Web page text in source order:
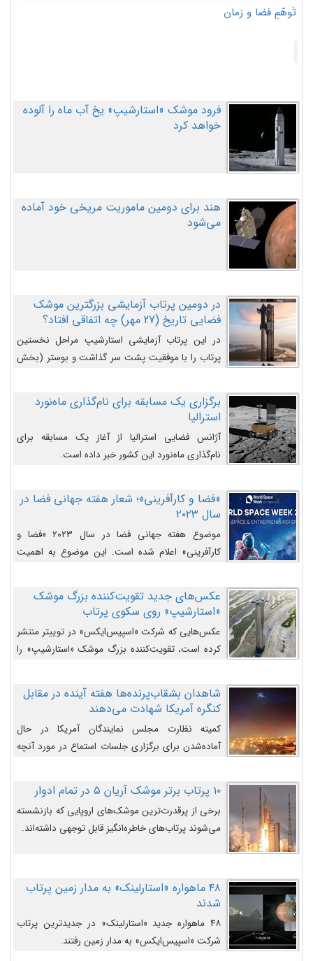
تَوهّمِ فضا و زمان
فرود موشک «استارشیپ» یخ آب ماه را آلوده
خواهد کرد
هند برای دومین ماموریت مریخی خود آماده
می‌شود
در دومین پرتاب آزمایشی بزرگترین موشک
فضایی تاریخ (27 مهر‌) چه اتفاقی افتاد؟
در این پرتاب آزمایشی استارشیپ مراحل نخستین
پرتاب را با موفقیت پشت سر گذاشت و بوستر (بخش
را وارد مسیر از پیش تعیین‌شده کند و سپس با یک
مکانیزم جدید با موفقیت از آن جدا شود. ‌
برگزاری یک مسابقه برای نام‌گذاری ماه‌نورد
استرالیا
آژانس فضایی استرالیا از آغاز یک مسابقه برای
نام‌گذاری ماه‌نورد این کشور خبر داده است.
«فضا و کارآفرینی»؛ شعار هفته جهانی فضا در
سال ۲۰۲۳
موضوع هفته جهانی فضا در سال ۲۰۲۳ «فضا و
کارآفرینی» اعلام شده است. این موضوع به اهمیت
روزافزون کارآفرینی در حوزه فضایی و مزایای جدیدی که
کارآفرینان این حوزه ایجاد می‌کنند، می‌پردازد.
عکس‌های جدید تقویت‌کننده بزرگ موشک
«استارشیپ» روی سکوی پرتاب
عکس‌هایی که شرکت «اسپیس‌ایکس» در توییتر منتشر
کرده است، تقویت‌کننده بزرگ موشک «استارشیپ» را
شاهدان بشقاب‌پرنده‌ها هفته آینده در مقابل
کنگره آمریکا شهادت می‌دهند
کمیته نظارت مجلس نمایندگان آمریکا در حال
آماده‌شدن برای برگزاری جلسات استماع در مورد آنچه
می‌دانند، است و قرار است افشاگران یوفوها هفته آینده
در مقابل آنها شهادت دهند.۱۰ پرتاب برتر موشک آریان ۵ در تمام ادوار
برخی از پرقدرت‌ترین موشک‌های اروپایی که بازنشسته
می‌شوند پرتاب‌های خاطره‌انگیز قابل توجهی داشته‌اند.
۴۸ ماهواره «استارلینک» به مدار زمین پرتاب
شدند
۴۸ ماهواره جدید «استارلینک» در جدیدترین پرتاب
شرکت «اسپیس‌ایکس» به مدار زمین رفتند.